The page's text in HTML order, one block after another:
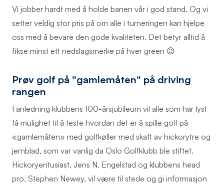
Vi jobber hardt med å holde banen vår i god stand. Og vi
setter veldig stor pris på om alle i turneringen kan hjelpe
oss med å bevare den gode kvaliteten. Det betyr alltid å
fikse minst ett nedslagsmerke på hver green 😉
Prøv golf på "gamlemåten" på driving
rangen
I anledning klubbens 100-årsjubileum vil alle som har lyst
få mulighet til å teste hvordan det er å spille golf på
«gamlemåten» med golfkøller med skaft av hickorytre og
jernblad, som var vanlig da Oslo Golfklubb ble stiftet.
Hickoryentusiast, Jens N. Engelstad og klubbens head
pro, Stephen Newey, vil være til stede og gi informasjon